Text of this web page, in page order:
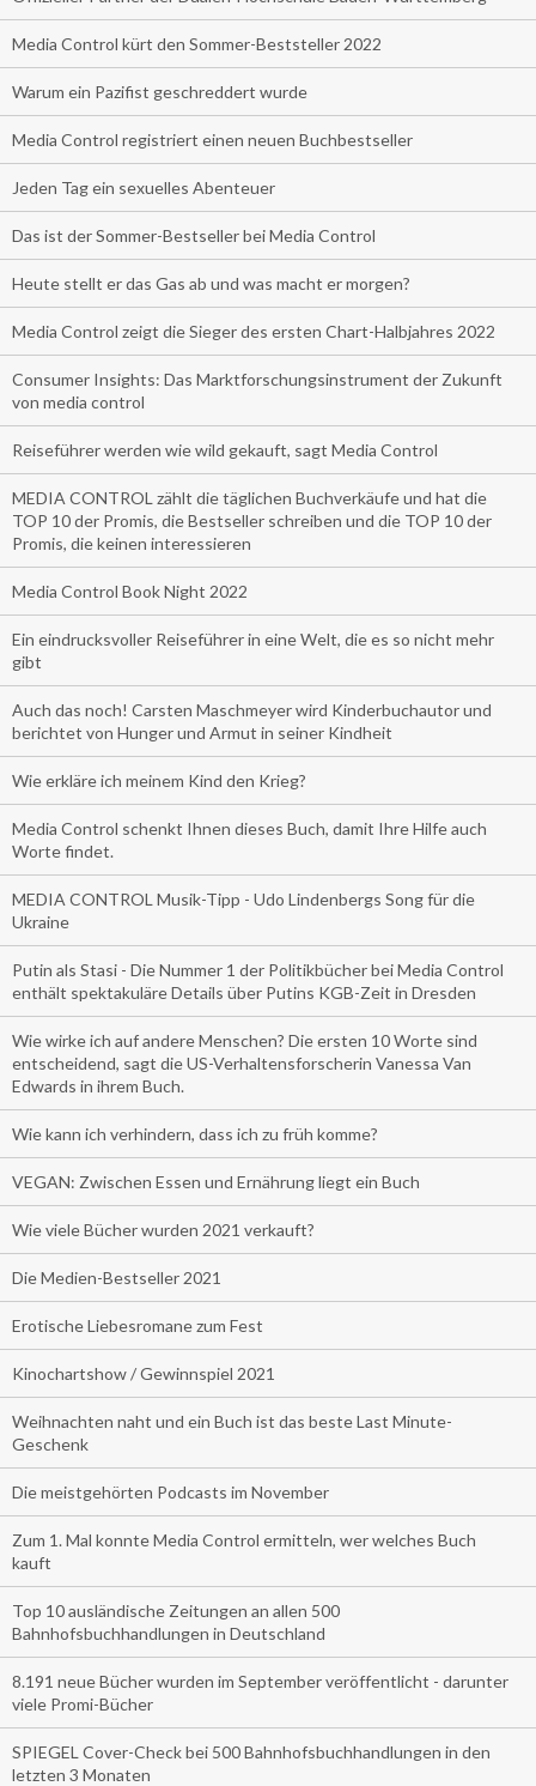
Media Control kürt den Sommer-Beststeller 2022
Warum ein Pazifist geschreddert wurde
Media Control registriert einen neuen Buchbestseller
Jeden Tag ein sexuelles Abenteuer
Das ist der Sommer-Bestseller bei Media Control
Heute stellt er das Gas ab und was macht er morgen?
Media Control zeigt die Sieger des ersten Chart-Halbjahres 2022
Consumer Insights: Das Marktforschungsinstrument der Zukunft
von media control
Reiseführer werden wie wild gekauft, sagt Media Control
MEDIA CONTROL zählt die täglichen Buchverkäufe und hat die
TOP 10 der Promis, die Bestseller schreiben und die TOP 10 der
Promis, die keinen interessieren
Media Control Book Night 2022
Ein eindrucksvoller Reiseführer in eine Welt, die es so nicht mehr
gibt
Auch das noch! Carsten Maschmeyer wird Kinderbuchautor und
berichtet von Hunger und Armut in seiner Kindheit
Wie erkläre ich meinem Kind den Krieg?
Media Control schenkt Ihnen dieses Buch, damit Ihre Hilfe auch
Worte findet.
MEDIA CONTROL Musik-Tipp - Udo Lindenbergs Song für die
Ukraine
Putin als Stasi - Die Nummer 1 der Politikbücher bei Media Control
enthält spektakuläre Details über Putins KGB-Zeit in Dresden
Wie wirke ich auf andere Menschen? Die ersten 10 Worte sind
entscheidend, sagt die US-Verhaltensforscherin Vanessa Van
Edwards in ihrem Buch.
Wie kann ich verhindern, dass ich zu früh komme?
VEGAN: Zwischen Essen und Ernährung liegt ein Buch
Wie viele Bücher wurden 2021 verkauft?
Die Medien-Bestseller 2021
Erotische Liebesromane zum Fest
Kinochartshow / Gewinnspiel 2021
Weihnachten naht und ein Buch ist das beste Last Minute-
Geschenk
Die meistgehörten Podcasts im November
Zum 1. Mal konnte Media Control ermitteln, wer welches Buch
kauft
Top 10 ausländische Zeitungen an allen 500
Bahnhofsbuchhandlungen in Deutschland
8.191 neue Bücher wurden im September veröffentlicht - darunter
viele Promi-Bücher
SPIEGEL Cover-Check bei 500 Bahnhofsbuchhandlungen in den
letzten 3 Monaten